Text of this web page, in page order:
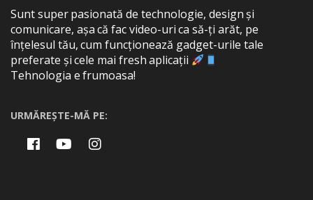
Sunt super pasionată de technologie, design și
comunicare, așa că fac video-uri ca să-ți arăt, pe
înțelesul tău, cum funcționează gadget-urile tale
preferate și cele mai fresh aplicații
Tehnologia e frumoasa!
URMĂREȘTE-MĂ PE: